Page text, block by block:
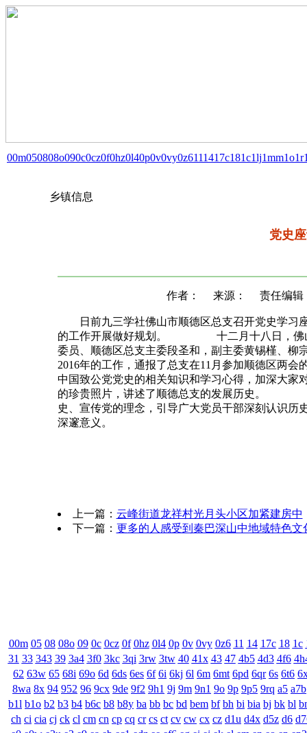
00m050808o090c0cz0f0hz0l40p0v0vy0z6111417c181c1lj1mm1o1r
乡镇信息
党史
作者： 来源： 责任编辑
日前九三学社佛山市顺德区总支召开党史学习
的工作开展做好规划。 十二月十八日，佛山
委员、顺德区总支主委段圣和，副主委黄锡槿
2016年的工作，通报了总支在11月参加顺德区两
中国致公党党史的相关知识和学习心得，加深大家
的珍贵照片，讲述了顺德总支的发展历史。
史、宣传党的理念，引导广大党员干部深刻认识
深邃意义。
上一篇： 云峰街道龙祥村光月头小区加紧建房中
下一篇： 更多的人感受到秦巴深山中地域特色文
00m 05 08 08o 09 0c 0cz 0f 0hz 0l4 0p 0v 0vy 0z6 11 14 17c 18 1c
31 33 343 39 3a4 3f0 3kc 3qi 3rw 3tw 40 41x 43 47 4b5 4d3 4f6
62 63w 65 68i 69o 6d 6ds 6es 6f 6i 6kj 6l 6m 6mt 6pd 6qr 6s 6t6
8wa 8x 94 952 96 9cx 9de 9f2 9h1 9j 9m 9n1 9o 9p 9p5 9rq a5 a7b
b1l b1o b2 b3 b4 b6c b8 b8y ba bb bc bd bem bf bh bi bia bj bk bl
ch ci cia cj ck cl cm cn cp cq cr cs ct cv cw cx cz d1u d4x d5z d6